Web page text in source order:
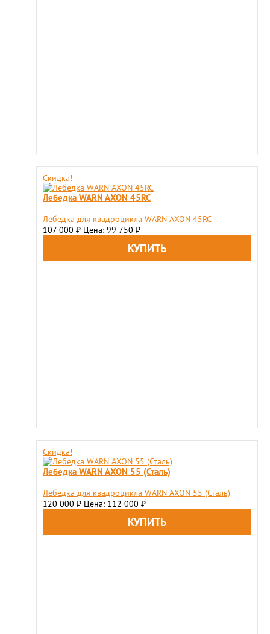
Скидка!
Лебедка WARN AXON 45RC
Лебедка для квадроцикла WARN AXON 45RC
107 000 ₽ Цена: 99 750 ₽
Скидка!
Лебедка WARN AXON 55 (Сталь)
Лебедка для квадроцикла WARN AXON 55 (Сталь)
120 000 ₽ Цена: 112 000 ₽